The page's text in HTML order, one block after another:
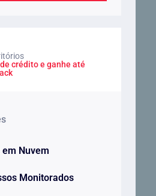
crédito e ganhe até
em Nuvem
Monitorados